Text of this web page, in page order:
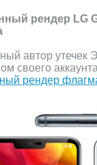
рендер LG
автор утечек
своего
рендер